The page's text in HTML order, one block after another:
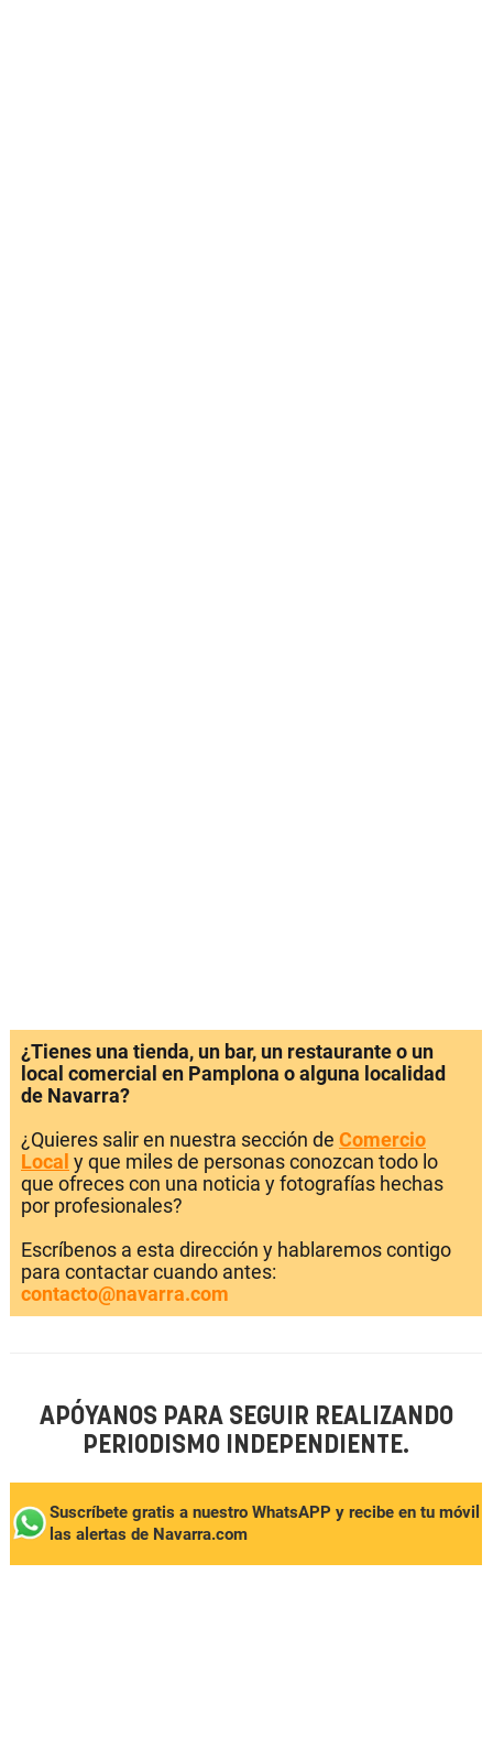
¿Tienes una tienda, un bar, un restaurante o un
local comercial en Pamplona o alguna localidad
de Navarra?
¿Quieres salir en nuestra sección de Comercio
Local y que miles de personas conozcan todo lo
que ofreces con una noticia y fotografías hechas
por profesionales?
Escríbenos a esta dirección y hablaremos contigo
para contactar cuando antes:
contacto@navarra.com
APÓYANOS PARA SEGUIR REALIZANDO
PERIODISMO INDEPENDIENTE.
Suscríbete gratis a nuestro WhatsAPP y recibe en tu móvil
las alertas de Navarra.com